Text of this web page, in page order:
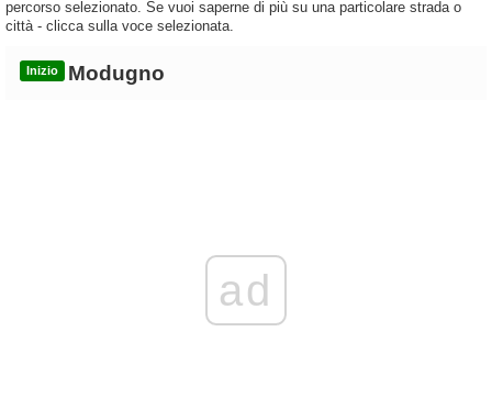
percorso selezionato. Se vuoi saperne di più su una particolare strada o
città - clicca sulla voce selezionata.
Inizio Modugno
ad